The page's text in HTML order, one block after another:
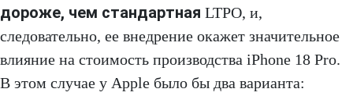
дороже, чем стандартная LTPO, и,
следовательно, ее внедрение окажет значительное
влияние на стоимость производства iPhone 18 Pro.
В этом случае у Apple было бы два варианта: